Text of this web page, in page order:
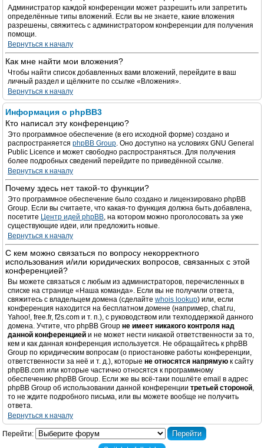
Администратор каждой конференции может разрешить или запретить
определённые типы вложений. Если вы не знаете, какие вложения
разрешены, свяжитесь с администратором конференции для получения
помощи.
Вернуться к началу
Как мне найти мои вложения?
Чтобы найти список добавленных вами вложений, перейдите в ваш
личный раздел и щёлкните по ссылке «Вложения».
Вернуться к началу
Информация о phpBB3
Кто написал эту конференцию?
Это программное обеспечение (в его исходной форме) создано и
распространяется phpBB Group. Оно доступно на условиях GNU General
Public Licence и может свободно распространяться. Для получения
более подробных сведений перейдите по приведённой ссылке.
Вернуться к началу
Почему здесь нет такой-то функции?
Это программное обеспечение было создано и лицензировано phpBB
Group. Если вы считаете, что какая-то функция должна быть добавлена,
посетите Центр идей phpBB, на котором можно проголосовать за уже
существующие идеи, или предложить новые.
Вернуться к началу
С кем можно связаться по вопросу некорректного
использования и/или юридических вопросов, связанных с этой
конференцией?
Вы можете связаться с любым из администраторов, перечисленных в
списке на странице «Наша команда». Если вы не получили ответа,
свяжитесь с владельцем домена (сделайте whois lookup) или, если
конференция находится на бесплатном домене (например, chat.ru,
Yahoo!, free.fr, f2s.com и т. п.), с руководством или техподдержкой данного
домена. Учтите, что phpBB Group не имеет никакого контроля над
данной конференцией и не может нести никакой ответственности за то,
кем и как данная конференция используется. Не обращайтесь к phpBB
Group по юридическим вопросам (о приостановке работы конференции,
ответственности за неё и т. д.), которые не относятся напрямую к сайту
phpBB.com или которые частично относятся к программному
обеспечению phpBB Group. Если же вы всё-таки пошлёте email в адрес
phpBB Group об использовании данной конференции третьей стороной,
то не ждите подробного письма, или вы можете вообще не получить
ответа.
Вернуться к началу
Перейти: